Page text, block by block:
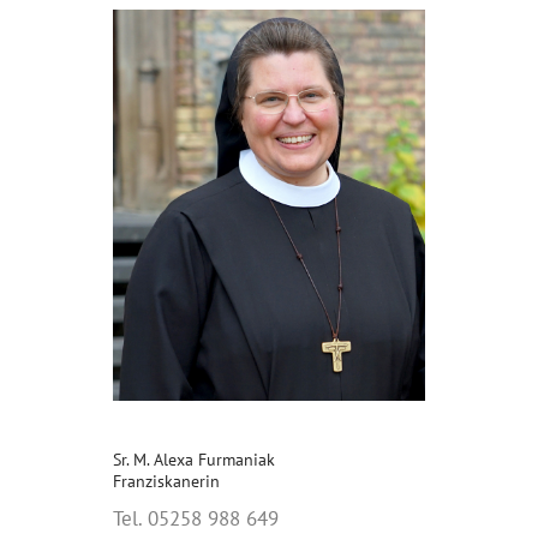
Sr. M. Alexa Furmaniak
Franziskanerin
Tel. 05258 988 649